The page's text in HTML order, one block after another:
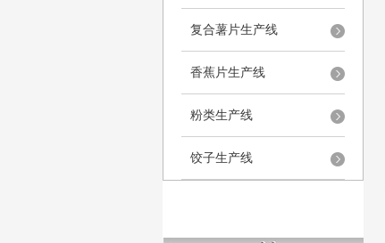
复合薯片生产线
香蕉片生产线
粉类生产线
饺子生产线